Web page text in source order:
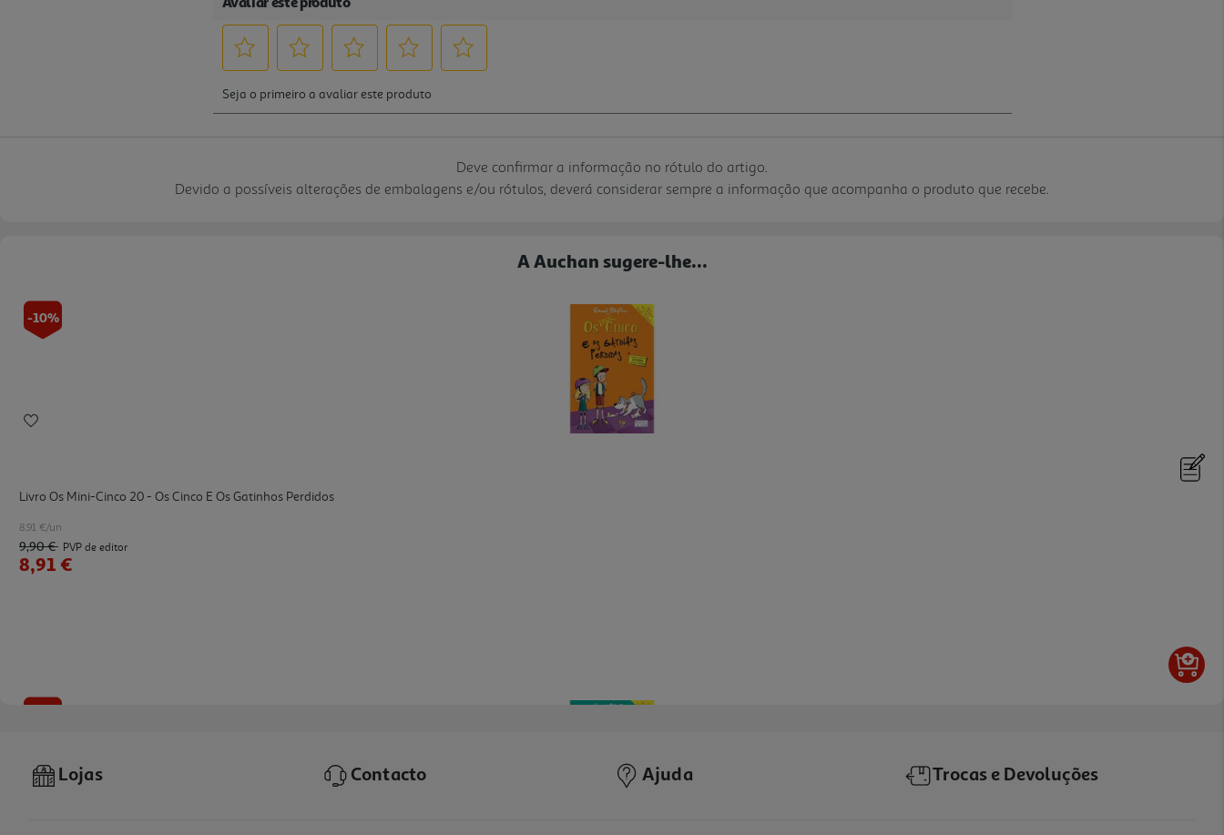
Deve confirmar a informação no rótulo do artigo.
Devido a possíveis alterações de embalagens e/ou rótulos, deverá considerar sempre a informação que acompanha o produto que recebe.
A Auchan sugere-lhe...
-10%
Livro Os Mini-Cinco 20 - Os Cinco E Os Gatinhos Perdidos
8.91 €/un
9,90 € PVP de editor
8,91 €
Lojas Contacto Ajuda Trocas e Devoluções